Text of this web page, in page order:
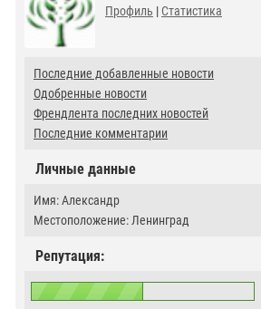
Профиль | Статистика
Последние добавленные новости
Одобренные новости
Френдлента последних новостей
Последние комментарии
Личные данные
Имя: Александр
Местоположение: Ленинград
Репутация: